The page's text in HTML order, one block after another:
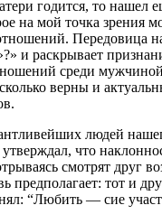
годится, то нашел
на мой точка зрения
Передовица
и раскрывает
среди
верны и
людей
что
смотрят друг
предполагает: тот и
“Любить — сие